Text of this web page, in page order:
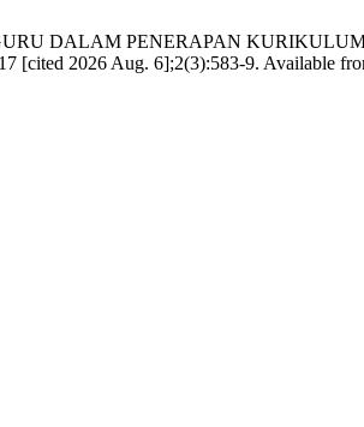
DALAM PENERAPAN
[cited 2026 Aug. 6];2(3):583-9. Available